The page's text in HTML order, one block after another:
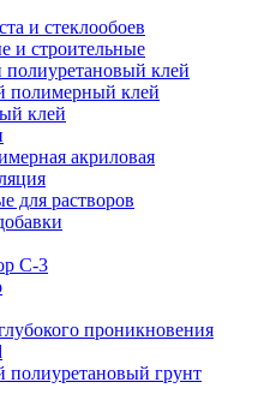
и стеклообоев
и строительные
клей
полимерный клей
клей
акриловая
для растворов
С-3
проникновения
грунт